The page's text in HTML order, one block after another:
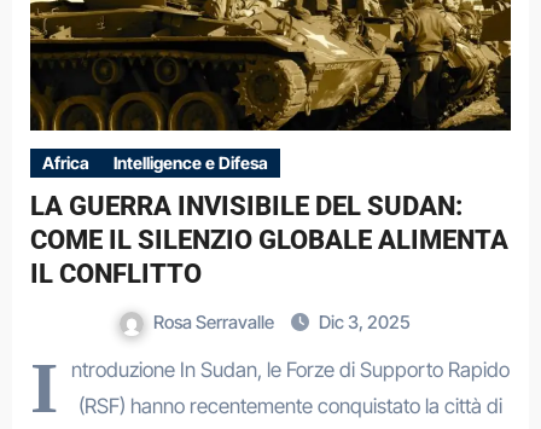
Africa Intelligence e Difesa
LA GUERRA INVISIBILE DEL SUDAN:
COME IL SILENZIO GLOBALE ALIMENTA
IL CONFLITTO
Rosa Serravalle Dic 3, 2025
I
ntroduzione In Sudan, le Forze di Supporto Rapido
(RSF) hanno recentemente conquistato la città di